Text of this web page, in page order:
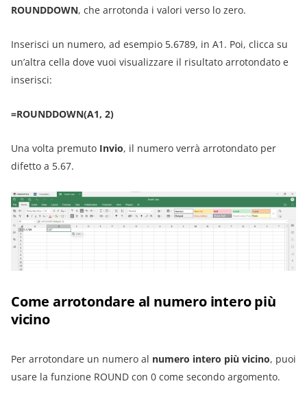
ROUNDDOWN, che arrotonda i valori verso lo zero.
Inserisci un numero, ad esempio 5.6789, in A1. Poi, clicca su
un’altra cella dove vuoi visualizzare il risultato arrotondato e
inserisci:
=ROUNDDOWN(A1, 2)
Una volta premuto Invio, il numero verrà arrotondato per
difetto a 5.67.
Come arrotondare al numero intero più
vicino
Per arrotondare un numero al numero intero più vicino, puoi
usare la funzione ROUND con 0 come secondo argomento.